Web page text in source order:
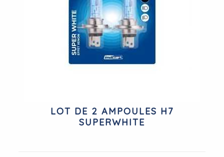
LOT DE 2 AMPOULES H7
SUPERWHITE